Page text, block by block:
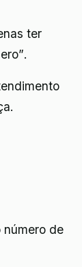
ter
número de